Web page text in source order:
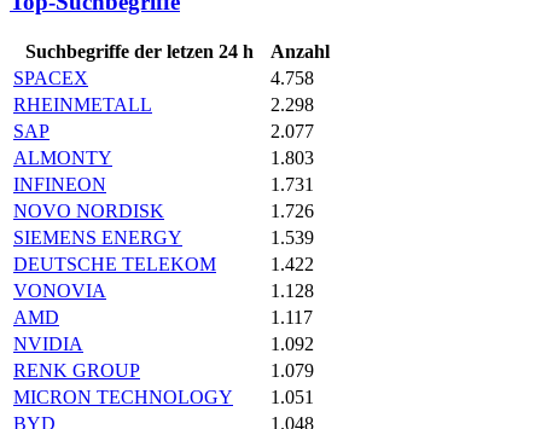
Suchbegriffe der letzen 24 h
Anzahl
SPACEX
4.758
RHEINMETALL
2.298
SAP
2.077
ALMONTY
1.803
INFINEON
1.731
NOVO NORDISK
1.726
SIEMENS ENERGY
1.539
DEUTSCHE TELEKOM
1.422
VONOVIA
1.128
AMD
1.117
NVIDIA
1.092
RENK GROUP
1.079
MICRON TECHNOLOGY
1.051
BYD
1.048